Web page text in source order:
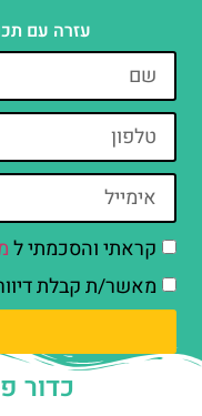
עזרה עם
קראתי והסכמתי ל
מאשר/ת קבלת
כדור